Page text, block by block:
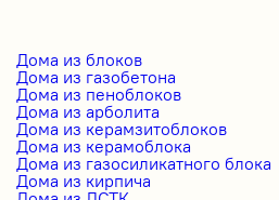
Дома из блоков
Дома из газобетона
Дома из пеноблоков
Дома из арболита
Дома из керамзитоблоков
Дома из керамоблока
Дома из газосиликатного блока
Дома из кирпича